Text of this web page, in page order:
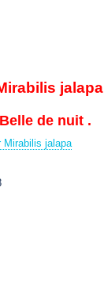
Mirabilis jalapa
Belle de nuit .
Mirabilis jalapa